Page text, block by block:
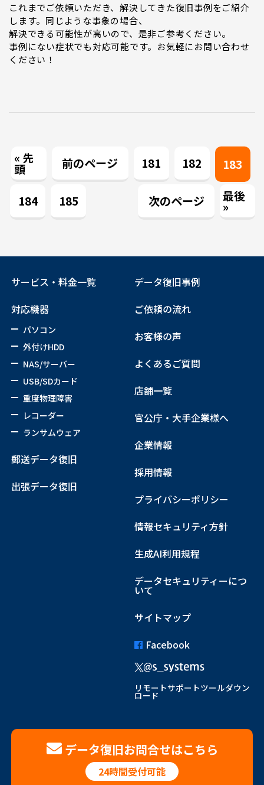
これまでご依頼いただき、解決してきた復旧事例をご紹介
します。同じような事象の場合、
解決できる可能性が高いので、是非ご参考ください。
事例にない症状でも対応可能です。お気軽にお問い合わせ
ください！
« 先
頭 前のページ 181 182 183
184 185 次のページ 最後
»
サービス・料金一覧
対応機器
パソコン
外付けHDD
NAS/サーバー
USB/SDカード
重度物理障害
レコーダー
ランサムウェア
郵送データ復旧
出張データ復旧
データ復旧事例
ご依頼の流れ
お客様の声
よくあるご質問
店舗一覧
官公庁・大手企業様へ
企業情報
採用情報
プライバシーポリシー
情報セキュリティ方針
生成AI利用規程
データセキュリティーにつ
いて
サイトマップ
Facebook
リモートサポートツールダウン
ロード
データ復旧お問合せはこちら
24時間受付可能